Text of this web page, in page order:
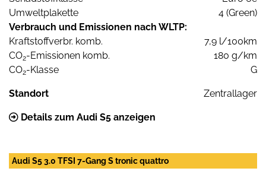
Umweltplakette
4 (Green)
Verbrauch und Emissionen nach WLTP:
Kraftstoffverbr. komb.
7,9 l/100km
CO2-Emissionen komb.
180 g/km
CO2-Klasse G
Standort Zentrallager
Details zum Audi S5 anzeigen
Audi S5 3.0 TFSI 7-Gang S tronic quattro